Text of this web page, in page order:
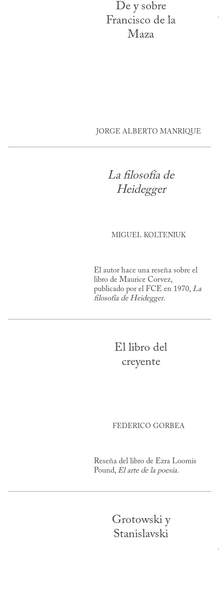
De y sobre
Francisco de la
Maza
JORGE ALBERTO MANRIQUE
La filosofía de
Heidegger
MIGUEL KOLTENIUK
El autor hace una reseña sobre el
libro de Maurice Corvez,
publicado por el FCE en 1970, La
filosofía de Heidegger.
El libro del
creyente
FEDERICO GORBEA
Reseña del libro de Ezra Loomis
Pound, El arte de la poesía.
Grotowski y
Stanislavski